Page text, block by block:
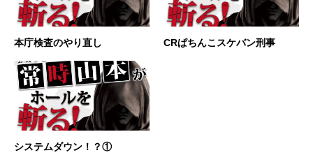
本庁検査のやり直し CRぱちんこスケバン刑事
システムダウン！？①